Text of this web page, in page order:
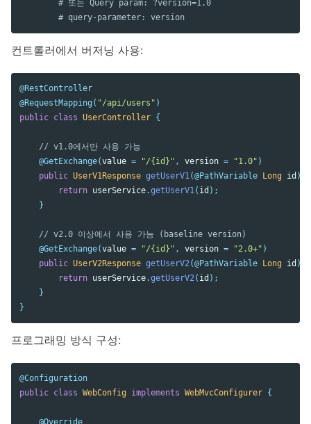
# 또는 Query param: ?version=1.0
# query-parameter: version
컨트롤러에서 버저닝 사용:
@RestController
@RequestMapping ( "/api/users" )
public class UserController {
// v1.0에서만 사용 가능
@GetExchange(value = "/{id}" , version = "1.0" )
public UserV1Response getUserV1(@PathVariable Long id )
return userService.getUserV1( id );
}
// v2.0 이상에서 사용 가능 (baseline version)
@GetExchange(value = "/{id}" , version = "2.0+" )
public UserV2Response getUserV2(@PathVariable Long id )
return userService.getUserV2( id );
}
}
프로그래밍 방식 구성:
@Configuration
public class WebConfig implements WebMvcConfigurer {
@Override